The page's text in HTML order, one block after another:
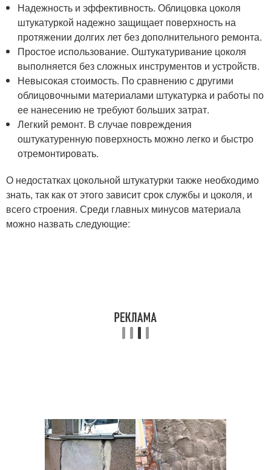
Надежность и эффективность. Облицовка цоколя
штукатуркой надежно защищает поверхность на
протяжении долгих лет без дополнительного ремонта.
Простое использование. Оштукатуривание цоколя
выполняется без сложных инструментов и устройств.
Невысокая стоимость. По сравнению с другими
облицовочными материалами штукатурка и работы по
ее нанесению не требуют больших затрат.
Легкий ремонт. В случае повреждения
оштукатуренную поверхность можно легко и быстро
отремонтировать.
О недостатках цокольной штукатурки также необходимо
знать, так как от этого зависит срок службы и цоколя, и
всего строения. Среди главных минусов материала
можно назвать следующие: